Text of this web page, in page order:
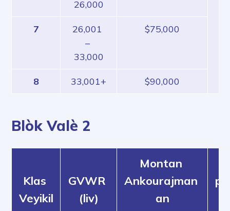
26,000
7
26,001
–
33,000
$75,000
8 33,001+ $90,000
Blòk Valè 2
Klas
Veyikil
GVWR
(liv)
Montan
Ankourajman
an